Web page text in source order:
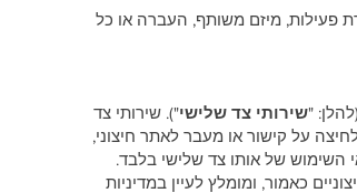
פעילות, מיזם משותף, העברה או כל
"שירותי צד שלישי"). שירותי צד
על קישור או מעבר לאתר חיצוני,
השימוש של אותו צד שלישי בלבד.
כאמור, ומומלץ לעיין במדיניות